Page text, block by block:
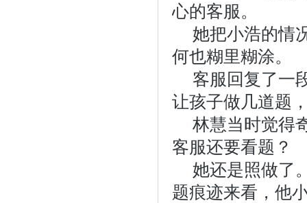
心的客服。
她把小浩的情
何也糊里糊涂。
客服回复了一
让孩子做几道题
林慧当时觉得
客服还要看题？
她还是照做了
题痕迹来看，他